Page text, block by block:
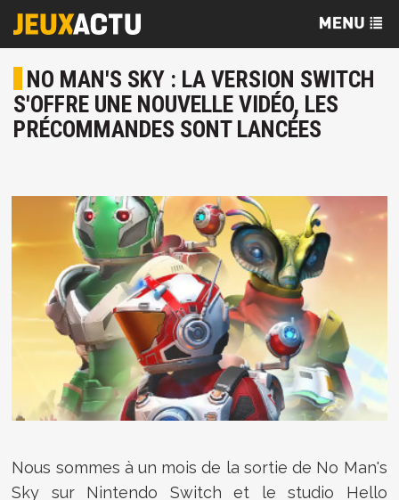
NO MAN'S SKY : LA VERSION SWITCH
S'OFFRE UNE NOUVELLE VIDÉO, LES
PRÉCOMMANDES SONT LANCÉES
Nous sommes à un mois de la sortie de No Man's
Sky sur Nintendo Switch et le studio Hello